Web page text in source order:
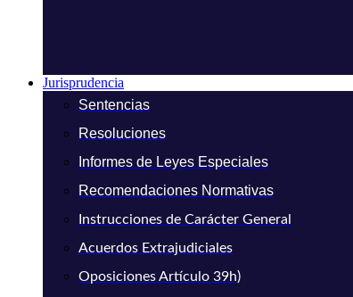
Jurisprudencia
Sentencias
Resoluciones
Informes de Leyes Especiales
Recomendaciones Normativas
Instrucciones de Carácter General
Acuerdos Extrajudiciales
Oposiciones Artículo 39h)